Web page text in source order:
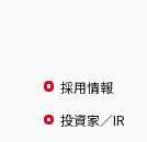
採用情報
投資家／IR